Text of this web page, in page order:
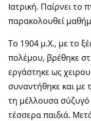
Ιατρική. Παίρνει το
παρακολουθεί
Το 1904 μ.Χ., με το
πολέμου, βρέθηκε
εργάστηκε ως
συναντήθηκε και με
τη μέλλουσα
τέσσερα παιδιά.